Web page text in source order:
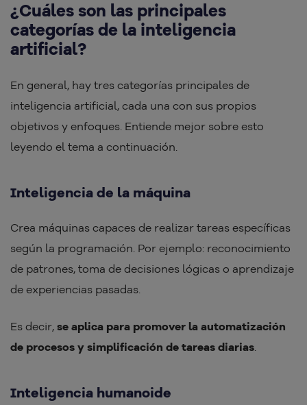
¿Cuáles son las principales
categorías de la inteligencia
artificial?
En general, hay tres categorías principales de
inteligencia artificial, cada una con sus propios
objetivos y enfoques. Entiende mejor sobre esto
leyendo el tema a continuación.
Inteligencia de la máquina
Crea máquinas capaces de realizar tareas específicas
según la programación. Por ejemplo: reconocimiento
de patrones, toma de decisiones lógicas o aprendizaje
de experiencias pasadas.
Es decir, se aplica para promover la automatización
de procesos y simplificación de tareas diarias
Inteligencia humanoide